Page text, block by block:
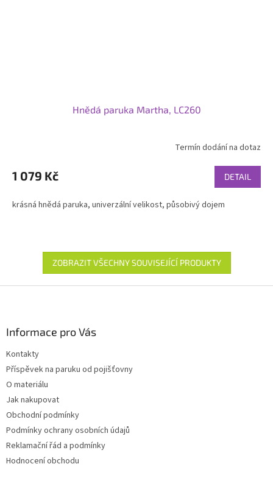
Hnědá paruka Martha, LC260
Termín dodání na dotaz
1 079 Kč DETAIL
krásná hnědá paruka, univerzální velikost, působivý dojem
ZOBRAZIT VŠECHNY SOUVISEJÍCÍ PRODUKTY
Informace pro Vás
Kontakty
Příspěvek na paruku od pojišťovny
O materiálu
Jak nakupovat
Obchodní podmínky
Podmínky ochrany osobních údajů
Reklamační řád a podmínky
Hodnocení obchodu